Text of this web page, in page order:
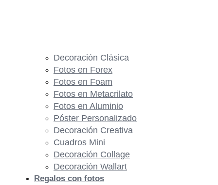
Decoración Clásica
Fotos en Forex
Fotos en Foam
Fotos en Metacrilato
Fotos en Aluminio
Póster Personalizado
Decoración Creativa
Cuadros Mini
Decoración Collage
Decoración Wallart
Regalos con fotos